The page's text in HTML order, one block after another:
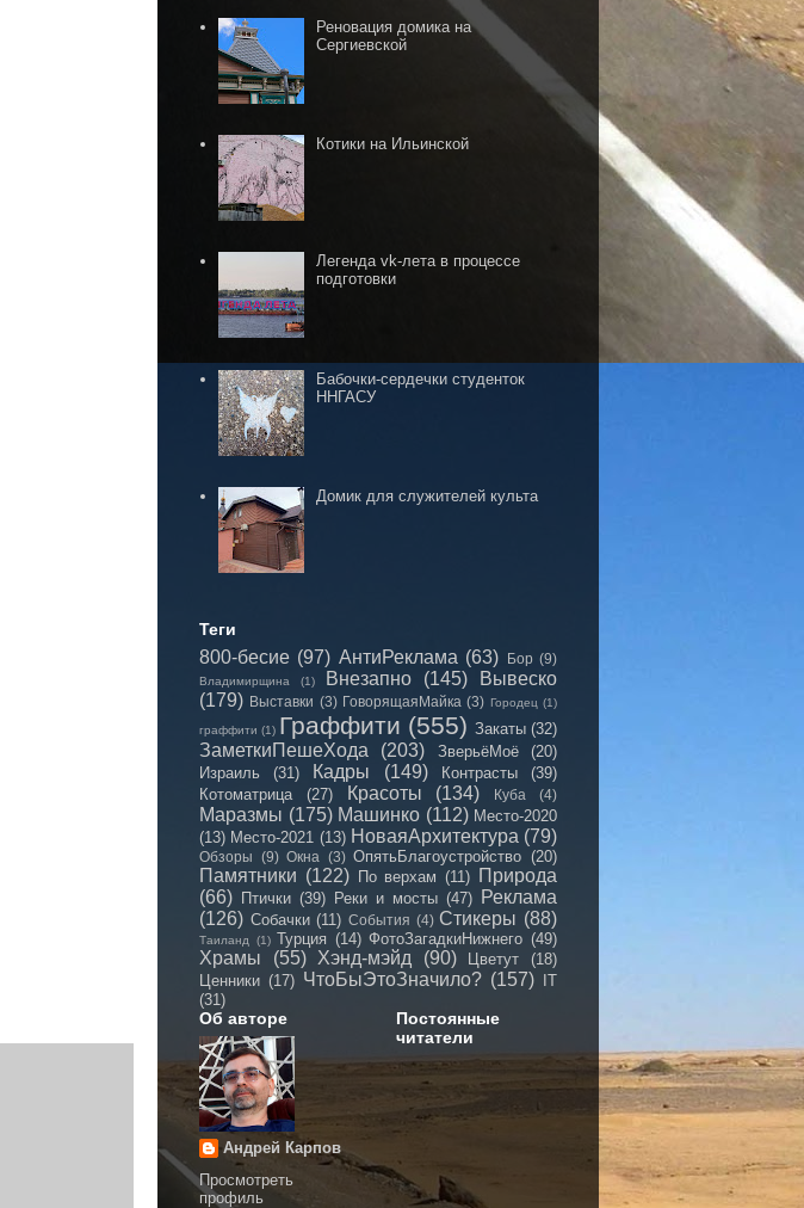
Реновация домика на
Сергиевской
Котики на Ильинской
Легенда vk-лета в процессе
подготовки
Бабочки-сердечки студенток
ННГАСУ
Домик для служителей культа
Теги
800-бесие (97) АнтиРеклама (63) Бор (9)
Владимирщина (1) Внезапно (145)
Вывеско
(179) Выставки (3) ГоворящаяМайка (3) Городец (1)
граффити (1) Граффити (555) Закаты (32)
ЗаметкиПешеХода (203) ЗверьёМоё
(20)
Израиль
(31) Кадры (149) Контрасты
(39)
Котоматрица
(27) Красоты (134) Куба (4)
Маразмы (175) Машинко (112) Место-2020
(13) Место-2021 (13) НоваяАрхитектура (79)
Обзоры (9) Окна (3) ОпятьБлагоустройство (20)
Памятники (122) По верхам (11) Природа
(66) Птички (39) Реки и мосты (47) Реклама
(126) Собачки (11) События (4) Стикеры (88)
Таиланд (1) Турция (14) ФотоЗагадкиНижнего (49)
Храмы (55) Хэнд-мэйд (90) Цветут
(18)
Ценники (17) ЧтоБыЭтоЗначило? (157)
IT
(31)
Об авторе
Андрей Карпов
Просмотреть
профиль
Постоянные
читатели